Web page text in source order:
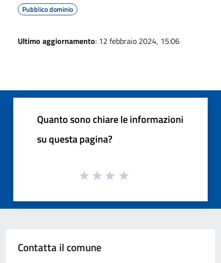
Pubblico dominio
Ultimo aggiornamento: 12 febbraio 2024, 15:06
Quanto sono chiare le informazioni
su questa pagina?
Contatta il comune